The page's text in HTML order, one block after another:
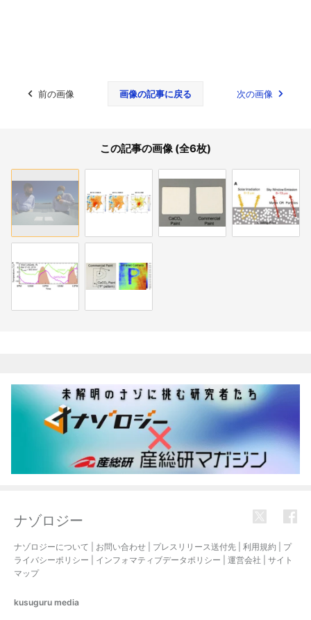
前の画像 画像の記事に戻る 次の画像
この記事の画像 (全6枚)
ナゾロジー
ナゾロジーについて お問い合わせ プレスリリース送付先 利用規約
プ
ライバシーポリシー
インフォマティブデータポリシー 運営会社
サイト
マップ
kusuguru media